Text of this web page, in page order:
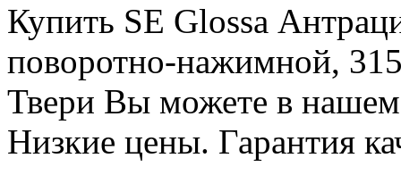
Купить SE Glossa
поворотно-нажимной,
Твери Вы можете в нашем
Низкие цены. Гарантия